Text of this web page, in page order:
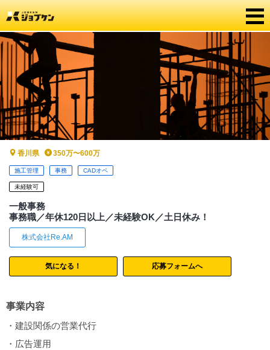
香川県 350万〜600万
施工管理 事務 CADオペ
未経験可
一般事務
事務職／年休120日以上／未経験OK／土日休み！
株式会社Re.AM
気になる！ 応募フォームへ
事業内容
・建設関係の営業代行
・広告運用